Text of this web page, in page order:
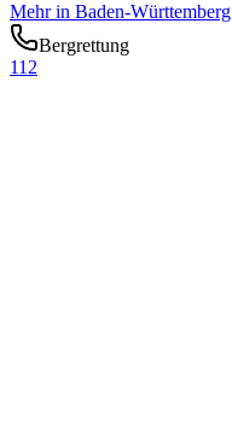
Mehr in Baden-Württemberg
Bergrettung
112